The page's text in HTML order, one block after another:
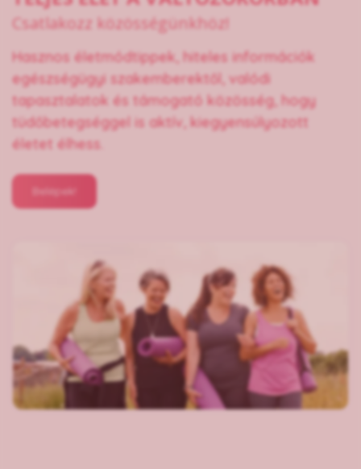
Csatlakozz közösségünkhöz!
Hasznos életmódtippek, hiteles információk
egészségügyi szakemberektől, valódi
tapasztalatok és támogató közösség, hogy
tüdőbetegséggel is aktív, kiegyensúlyozott
életet élhess.
Belépek!